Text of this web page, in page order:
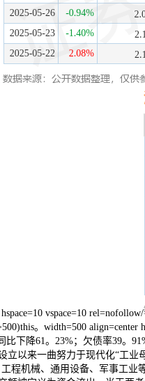
vspace=10 rel=nofollow/
。width=500
比下降61。23%；欠债率39。
立以来一曲努力于现代化“工
程机械、通用设备、军事工